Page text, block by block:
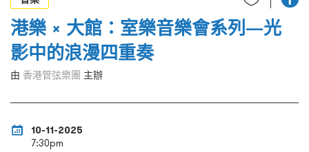
港樂 × 大館：室樂音樂會系列—光
影中的浪漫四重奏
由 香港管弦樂團 主辦
10-11-2025
7:30pm